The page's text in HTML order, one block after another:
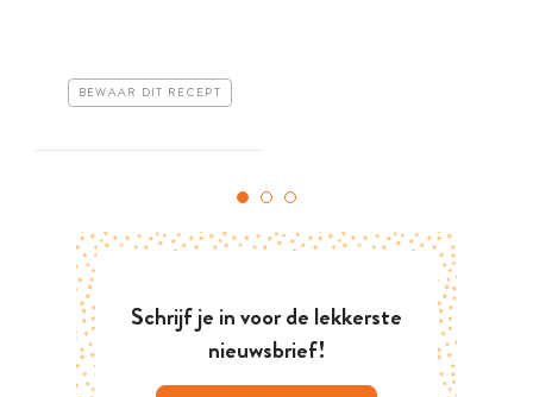
BEWAAR DIT RECEPT
Schrijf je in voor de lekkerste
nieuwsbrief!